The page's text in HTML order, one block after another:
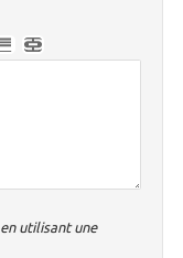
utilisant une